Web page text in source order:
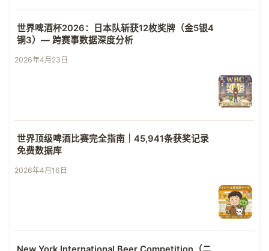
世界啤酒杯2026：日本队斩获12枚奖牌（金5银4
铜3）— 跨赛事数据深度分析
2026年4月23日
世界顶级啤酒比赛完全指南｜45,941条获奖记录
免费数据库
2026年4月16日